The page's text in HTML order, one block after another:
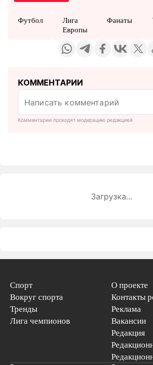
Футбол
Лига
Европы
Фанаты
КОММЕНТАРИИ
Комментарии проходят модерацию редакцией
Загрузка...
Спорт
Вокруг спорта
Тренды
Лига чемпионов
О проекте
Контакты
Реклама
Вакансии
Редакция